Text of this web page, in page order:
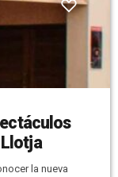
la nueva